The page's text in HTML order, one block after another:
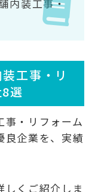
内装工事・
工事・リ
選
・リフォーム
良企業を、実績
くご紹介しま